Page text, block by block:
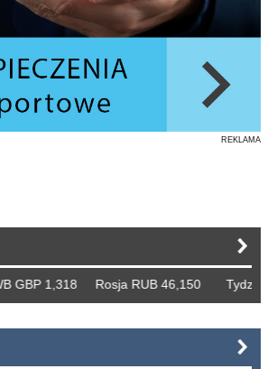
REKLAMA
Rosja RUB 46,150 Tydzień